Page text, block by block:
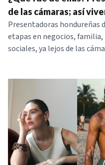
de las cámaras; así
Presentadoras hondureñas
etapas en negocios, familia,
sociales, ya lejos de las